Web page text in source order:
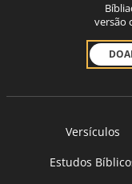
versão
Versículos
Estudos